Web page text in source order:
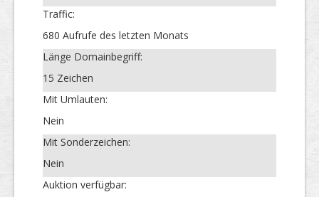
Traffic:
680 Aufrufe des letzten Monats
Länge Domainbegriff:
15 Zeichen
Mit Umlauten:
Nein
Mit Sonderzeichen:
Nein
Auktion verfügbar: